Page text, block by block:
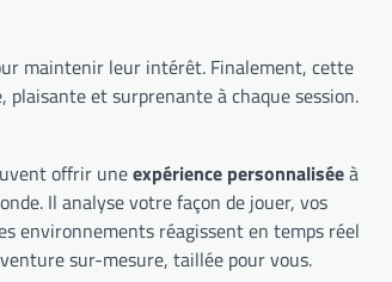
maintenir leur intérêt. Finalement, cette
et surprenante à chaque session.
offrir uneexpérience personnaliséeà
Il analyse votre façon de jouer, vos
environnements réagissent en temps réel
sur-mesure, taillée pour vous.